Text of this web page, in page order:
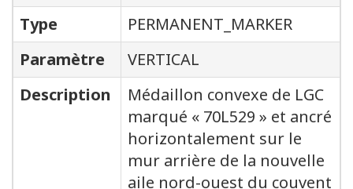
Type
PERMANENT_MARKER
Paramètre
VERTICAL
Description
Médaillon convexe de LGC
marqué « 70L529 » et ancré
horizontalement sur le
mur arrière de la nouvelle
aile nord-ouest du couvent